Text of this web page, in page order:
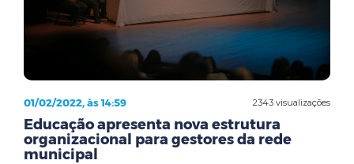
2343 visualizações
01/02/2022, às 14:59
Educação apresenta nova estrutura
organizacional para gestores da rede
municipal